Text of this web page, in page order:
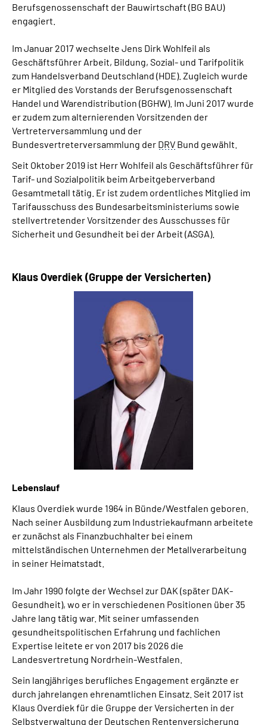
Berufsgenossenschaft der Bauwirtschaft (BG BAU)
engagiert.
Im Januar 2017 wechselte Jens Dirk Wohlfeil als
Geschäftsführer Arbeit, Bildung, Sozial- und Tarifpolitik
zum Handelsverband Deutschland (HDE). Zugleich wurde
er Mitglied des Vorstands der Berufsgenossenschaft
Handel und Warendistribution (BGHW). Im Juni 2017 wurde
er zudem zum alternierenden Vorsitzenden der
Vertreterversammlung und der
Bundesvertreterversammlung der DRV Bund gewählt.
Seit Oktober 2019 ist Herr Wohlfeil als Geschäftsführer für
Tarif- und Sozialpolitik beim Arbeitgeberverband
Gesamtmetall tätig. Er ist zudem ordentliches Mitglied im
Tarifausschuss des Bundesarbeitsministeriums sowie
stellvertretender Vorsitzender des Ausschusses für
Sicherheit und Gesundheit bei der Arbeit (ASGA).
Klaus Overdiek (Gruppe der Versicherten)
Lebenslauf
Klaus Overdiek wurde 1964 in Bünde/Westfalen geboren.
Nach seiner Ausbildung zum Industriekaufmann arbeitete
er zunächst als Finanzbuchhalter bei einem
mittelständischen Unternehmen der Metallverarbeitung
in seiner Heimatstadt.
Im Jahr 1990 folgte der Wechsel zur DAK (später DAK-
Gesundheit), wo er in verschiedenen Positionen über 35
Jahre lang tätig war. Mit seiner umfassenden
gesundheitspolitischen Erfahrung und fachlichen
Expertise leitete er von 2017 bis 2026 die
Landesvertretung Nordrhein-Westfalen.
Sein langjähriges berufliches Engagement ergänzte er
durch jahrelangen ehrenamtlichen Einsatz. Seit 2017 ist
Klaus Overdiek für die Gruppe der Versicherten in der
Selbstverwaltung der Deutschen Rentenversicherung